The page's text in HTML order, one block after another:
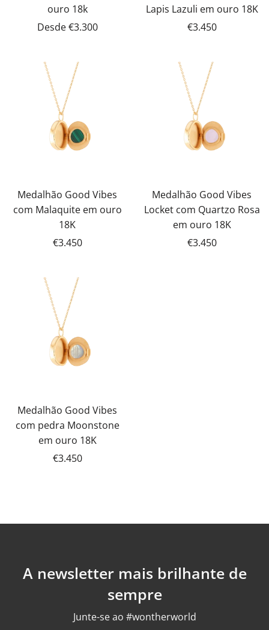
ouro 18k
Desde€3.300
Lapis Lazuli em ouro 18K
€3.450
Medalhão Good Vibes
com Malaquite em ouro
18K
€3.450
Medalhão Good Vibes
Locket com Quartzo Rosa
em ouro 18K
€3.450
Medalhão Good Vibes
com pedra Moonstone
em ouro 18K
€3.450
A newsletter mais brilhante de
sempre
Junte-se ao #wontherworld